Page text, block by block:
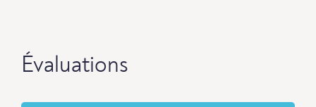
Évaluations